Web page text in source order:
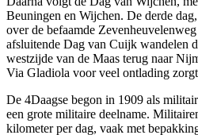
Beuningen en Wijchen. De derde
over de befaamde
afsluitende Dag van Cuijk wandelen
westzijde van de Maas terug naar
Via Gladiola voor veel ontlading
De 4Daagse begon in 1909 als
een grote militaire deelname.
kilometer per dag, vaak met